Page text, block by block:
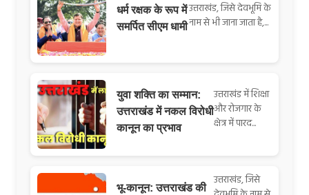
धर्म रक्षक के रूप में
समर्पित सीएम धामी
उत्तराखंड, जिसे देवभूमि के
नाम से भी जाना जाता है,...
युवा शक्ति का सम्मान:
उत्तराखंड में नकल विरोधी
कानून का प्रभाव
उत्तराखंड में शिक्षा
और रोजगार के
क्षेत्र में पारद...
भू-कानून: उत्तराखंड की
उत्तराखंड, जिसे